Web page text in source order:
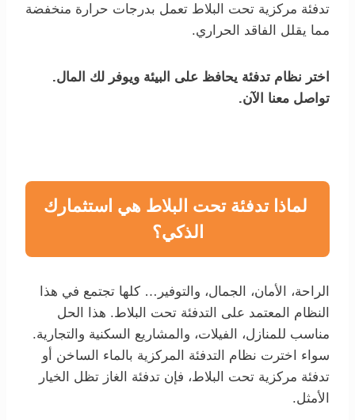
تدفئة مركزية تحت البلاط تعمل بدرجات حرارة منخفضة
مما يقلل الفاقد الحراري.
اختر نظام تدفئة يحافظ على البيئة ويوفر لك المال.
تواصل معنا الآن.
لماذا تدفئة تحت البلاط هي استثمارك
الذكي؟
الراحة، الأمان، الجمال، والتوفير… كلها تجتمع في هذا
النظام المعتمد على التدفئة تحت البلاط. هذا الحل
مناسب للمنازل، الفيلات، والمشاريع السكنية والتجارية.
سواء اخترت نظام التدفئة المركزية بالماء الساخن أو
تدفئة مركزية تحت البلاط، فإن تدفئة الغاز تظل الخيار
الأمثل.